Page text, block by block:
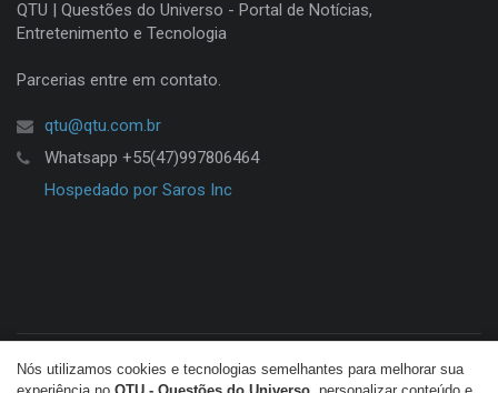
Nós utilizamos cookies e tecnologias semelhantes para melhorar sua
QTU | Questões do Universo - Portal de Notícias,
Entretenimento e Tecnologia
Parcerias entre em contato.
qtu@qtu.com.br
Whatsapp +55(47)997806464
Hospedado por Saros Inc
© Copyright 2026 QTU. Todos os direitos reservados.